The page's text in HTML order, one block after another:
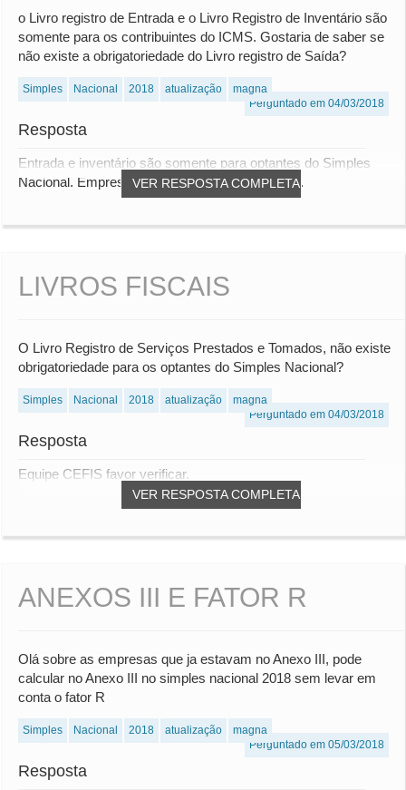
o Livro registro de Entrada e o Livro Registro de Inventário são
somente para os contribuintes do ICMS. Gostaria de saber se
não existe a obrigatoriedade do Livro registro de Saída?
Simples Nacional 2018 atualização
magna
Perguntado em 04/03/2018
Resposta
VER RESPOSTA COMPLETA
Entrada e inventário são somente para optantes do Simples
Nacional. Empresas do regime normal do ICM...
LIVROS FISCAIS
O Livro Registro de Serviços Prestados e Tomados, não existe
obrigatoriedade para os optantes do Simples Nacional?
Simples Nacional 2018 atualização
magna
Perguntado em 04/03/2018
Resposta
VER RESPOSTA COMPLETA
Equipe CEFIS favor verificar.
ANEXOS III E FATOR R
Olá sobre as empresas que ja estavam no Anexo III, pode
calcular no Anexo III no simples nacional 2018 sem levar em
conta o fator R
Simples Nacional 2018 atualização
magna
Perguntado em 05/03/2018
Resposta